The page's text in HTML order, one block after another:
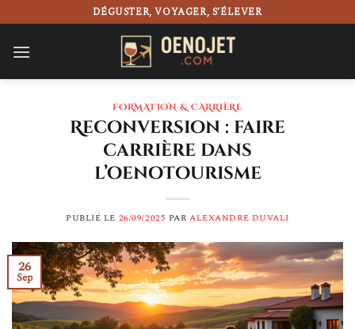
au
contenu
DÉGUSTER, VOYAGER, S’ÉLEVER
FORMATION & CARRIÈRE
Reconversion : faire
carrière dans
l’oenotourisme
PUBLIÉ LE 26/09/2025 PARALEXANDRE DUVALI
26
Sep